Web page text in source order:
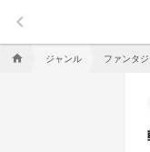
keyboard_arrow_left
home ジャンル ファンタ